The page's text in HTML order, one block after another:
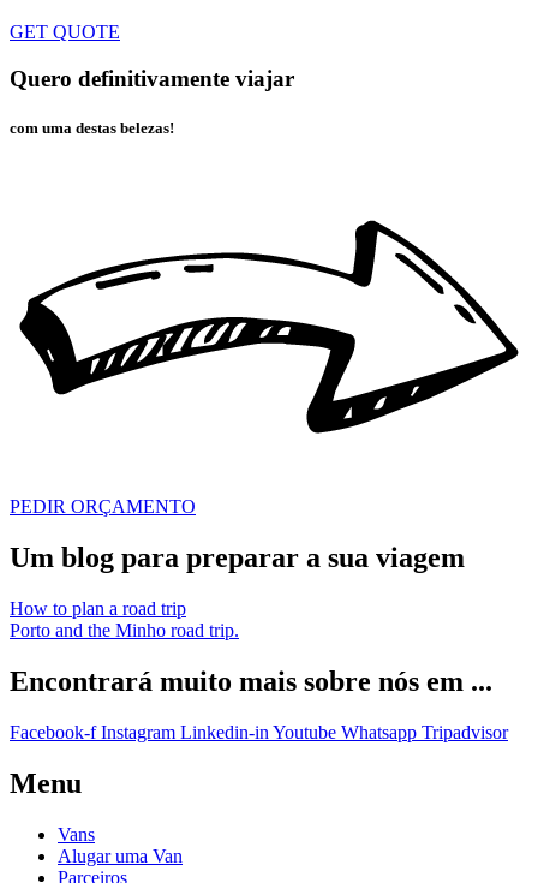
GET QUOTE
Quero definitivamente viajar
com uma destas belezas!
PEDIR ORÇAMENTO
Um blog para preparar a sua viagem
How to plan a road trip
Porto and the Minho road trip.
Encontrará muito mais sobre nós em ...
Facebook-f Instagram Linkedin-in Youtube Whatsapp Tripadvisor
Menu
Vans
Alugar uma Van
Parceiros